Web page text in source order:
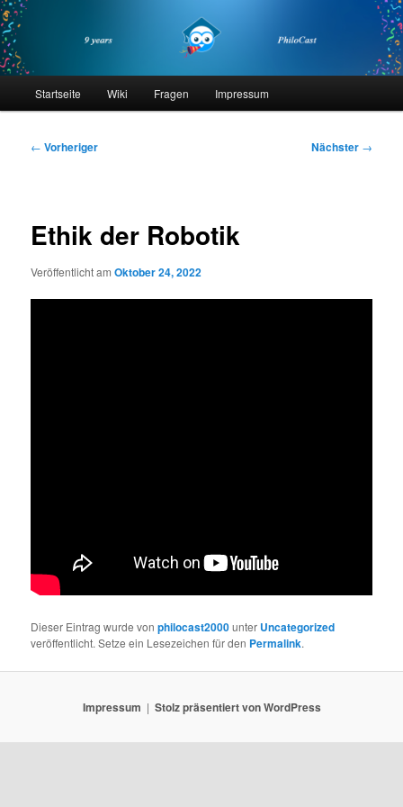
Zum
primären
Inhalt
springenphilocast
Startseite Wiki Fragen Impressum
Beitragsnavigation
← Vorheriger Nächster →
Ethik der Robotik
Veröffentlicht amOktober 24, 2022
Dieser Eintrag wurde vonphilocast2000unter Uncategorized
veröffentlicht. Setze ein Lesezeichen für den Permalink.
Impressum Stolz präsentiert von WordPress